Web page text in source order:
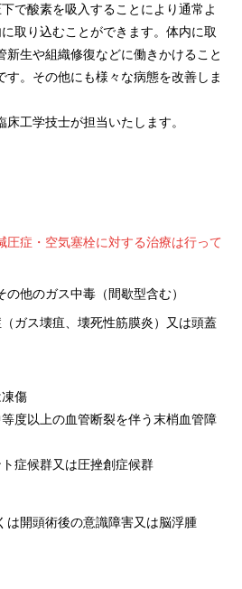
で酸素を吸入することにより通常よ
取り込むことができます。体内に取
新生や組織修復などに働きかけること
す。その他にも様々な病態を改善しま
工学技士が担当いたします。
症・空気塞栓に対する治療は行って
他のガス中毒（間歇型含む）
ガス壊疽、壊死性筋膜炎）又は頭蓋
凍傷
等度以上の血管断裂を伴う末梢血管障
ト症候群又は圧挫創症候群
は開頭術後の意識障害又は脳浮腫